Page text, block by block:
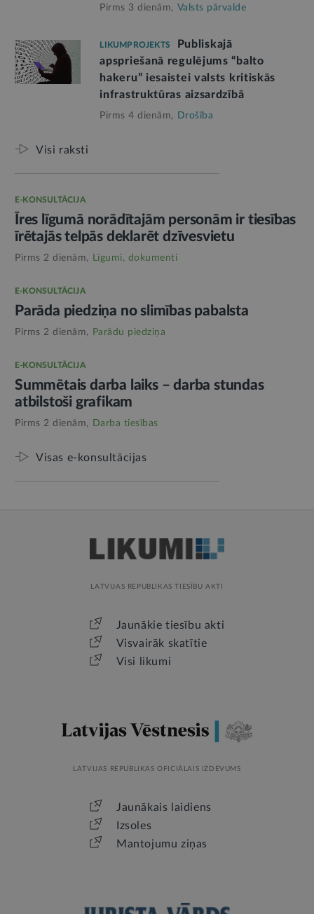
Pirms 3 dienām, Valsts pārvalde
LIKUMPROJEKTS
Publiskajā
apspriešanā regulējums “balto
hakeru” iesaistei valsts kritiskās
infrastruktūras aizsardzībā
Pirms 4 dienām, Drošība
Visi raksti
E-KONSULTĀCIJA
Īres līgumā norādītajām personām ir tiesības
īrētajās telpās deklarēt dzīvesvietu
Pirms 2 dienām, Līgumi, dokumenti
E-KONSULTĀCIJA
Parāda piedziņa no slimības pabalsta
Pirms 2 dienām, Parādu piedziņa
E-KONSULTĀCIJA
Summētais darba laiks – darba stundas
atbilstoši grafikam
Pirms 2 dienām, Darba tiesības
Visas e-konsultācijas
LATVIJAS REPUBLIKAS TIESĪBU AKTI
Jaunākie tiesību akti
Visvairāk skatītie
Visi likumi
LATVIJAS REPUBLIKAS OFICIĀLAIS IZDEVUMS
Jaunākais laidiens
Izsoles
Mantojumu ziņas